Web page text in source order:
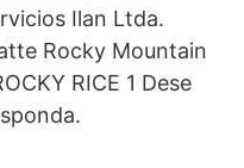
Ilan Ltda.
Rocky Mountain
RICE 1 Dese